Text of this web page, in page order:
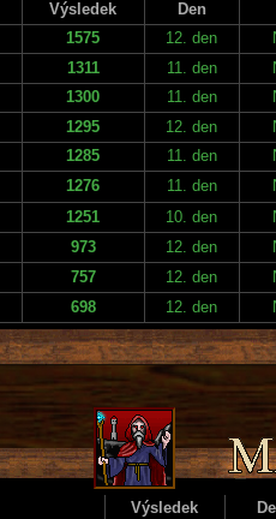
Výsledek
Den
1575 12. den
1311 11. den
1300 11. den
1295 12. den
1285 11. den
1276 11. den
1251 10. den
973 12. den
757 12. den
698 12. den
Výsledek